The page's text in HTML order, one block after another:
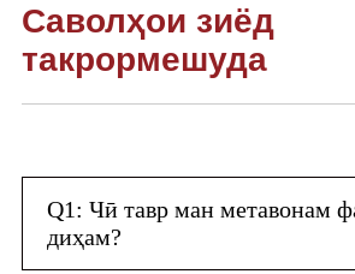
Саволҳои зиёд
такрормешуда
Q1: Чӣ тавр ман метавонам
диҳам?